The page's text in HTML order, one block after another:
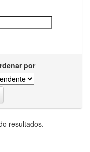
por
resultados.